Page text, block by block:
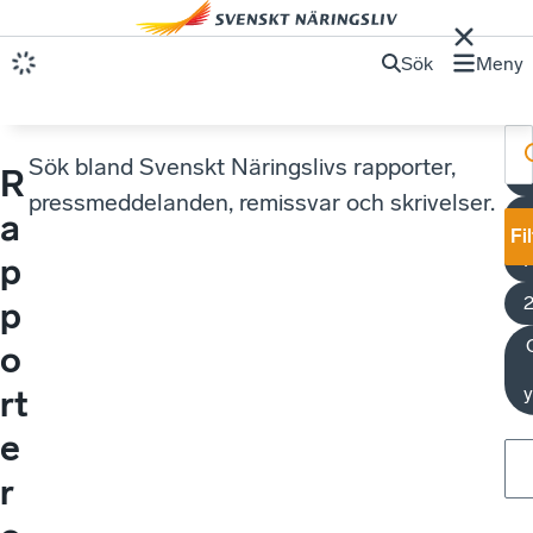
Sök Meny
R
a
p
p
o
rt
e
r
Sök bland Svenskt Näringslivs rapporter,
pressmeddelanden, remissvar och skrivelser.